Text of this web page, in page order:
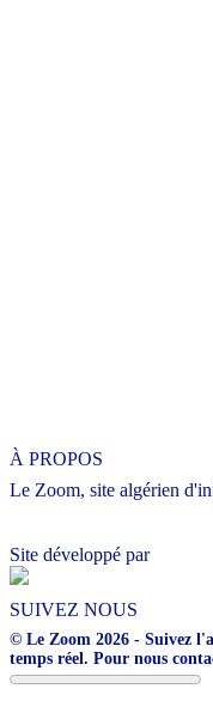
À PROPOS
Le Zoom, site algérien
Site développé par
SUIVEZ NOUS
© Le Zoom 2026 - Suivez
temps réel. Pour nous